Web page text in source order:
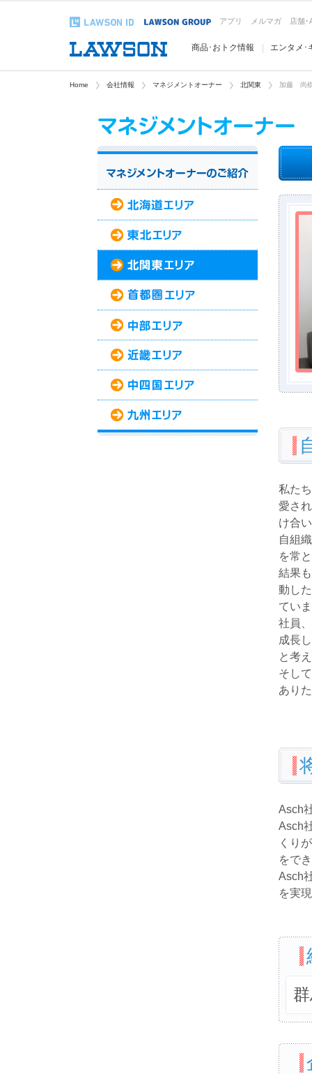
アプリ メルマガ 店舗･
商品･おトク情報 エンタメ･
Home 会社情報 マネジメントオーナー 北関東 加藤 尚
私た
愛さ
け合
自組
を常
結果
動し
てい
社員
成長
と考
そし
あり
Asch
Asch
くり
をで
Asch
を実